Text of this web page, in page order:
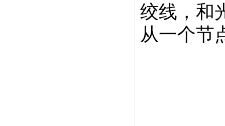
绞线，和
从一个节